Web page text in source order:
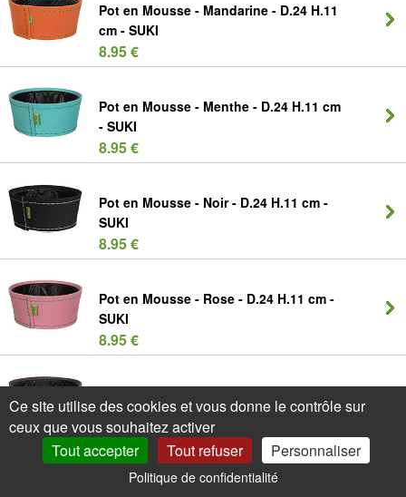
Pot en Mousse - Mandarine - D.24 H.11
cm - SUKI
8.95 €
Pot en Mousse - Menthe - D.24 H.11 cm
- SUKI
8.95 €
Pot en Mousse - Noir - D.24 H.11 cm -
SUKI
8.95 €
Pot en Mousse - Rose - D.24 H.11 cm -
SUKI
8.95 €
SUKI
8.95 €
Promos
Ce site utilise des cookies et vous donne le contrôle sur
ceux que vous souhaitez activer
Tout accepter
Tout refuser Personnaliser
Politique de confidentialité